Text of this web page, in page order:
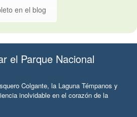
en el blog
el Parque Nacional
Colgante, la Laguna Témpanos y
inolvidable en el corazón de la